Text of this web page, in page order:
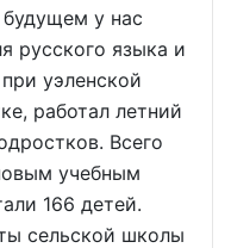
у нас
русского языка и
уэленской
работал летний
Всего
учебным
166 детей.
сельской школы